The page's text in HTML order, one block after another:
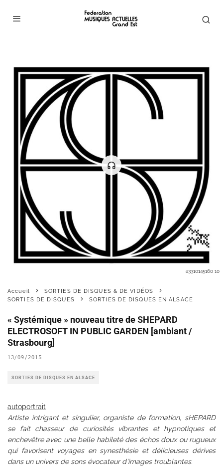
a3310145160 10
Accueil
SORTIES DE DISQUES & DE VIDÉOS
SORTIES DE DISQUES
SORTIES DE DISQUES EN ALSACE
« Systémique » nouveau titre de SHEPARD
ELECTROSOFT IN PUBLIC GARDEN [ambiant /
Strasbourg]
13/09/2015
SORTIES DE DISQUES EN ALSACE
autoportrait
Artiste intrigant et singulier, organiste de formation, sHEPARD
se fait chasseur de curiosités vibrantes et hypnotiques et
enchevêtre avec une belle habileté des échos doux ou rugueux
qui favorisent voyages en synesthésie et délicieuses dérives
dans un univers de sons évocateur d’images troublantes.